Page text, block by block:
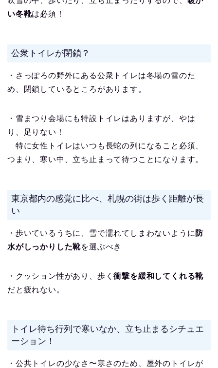
い冬靴は必須！
公衆トイレが閉鎖？
・さっぽろの野外にある公衆トイレは冬場の雪のた
め、閉鎖しているところがあります。
・雪まつり会場にも特設トイレはありますが、やは
り、足りない！
特に女性トイレはいつも長蛇の列になること必須、
つまり、寒い中、立ち止まって待つことになります。
東京都内の感覚に比べ、札幌の街は歩く距離が長
い
・歩いているうちに、雪で濡れてしまわないように 防
水がしっかりした靴を選ぶべき
・クッション性があり、歩く衝撃を緩和してくれる靴
だと疲れない。
トイレ待ち行列で寒いなか、立ち止まるシチュエ
ーション！
・公共トイレの少なさ〜寒さのため、屋外のトイレが